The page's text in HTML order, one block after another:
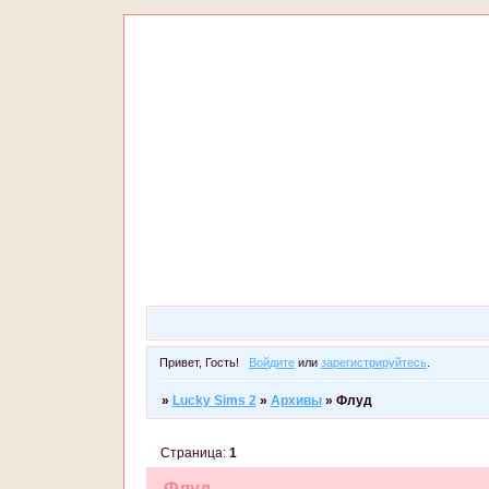
Привет, Гость! Войдитеили зарегистрируйтесь.
» Lucky Sims 2 » Архивы » Флуд
Страница: 1